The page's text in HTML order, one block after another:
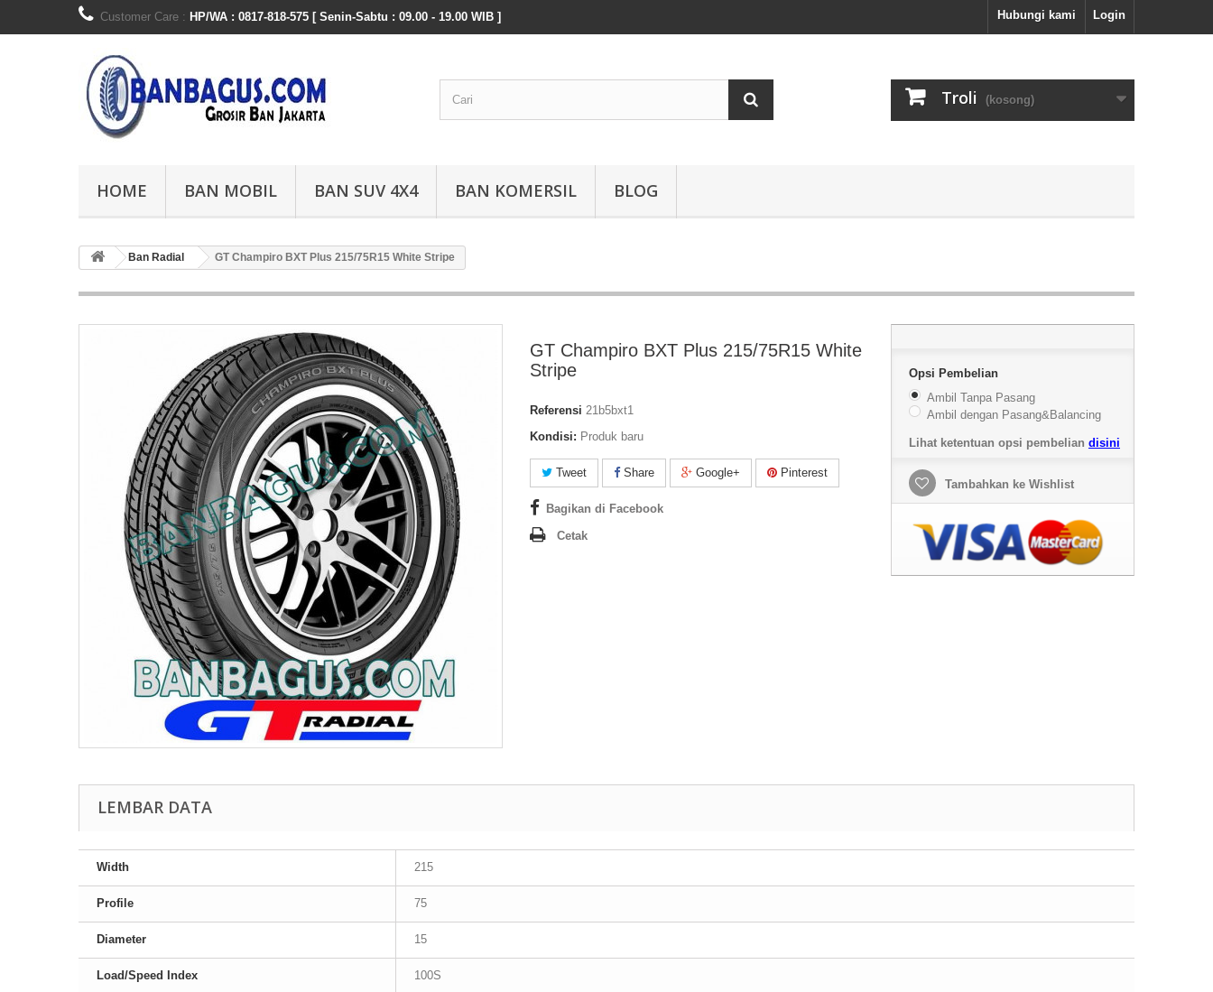
Login
Hubungi kami
Customer Care : HP/WA : 0817-818-575 [ Senin-Sabtu : 09.00 - 19.00 WIB ]
Troli (kosong)
HOME BAN MOBIL BAN SUV 4X4 BAN KOMERSIL BLOG
Ban Radial GT Champiro BXT Plus 215/75R15 White Stripe
GT Champiro BXT Plus 215/75R15 White
Stripe
Referensi 21b5bxt1
Kondisi: Produk baru
Tweet Share Google+ Pinterest
Bagikan di Facebook
Cetak
Opsi Pembelian
Ambil Tanpa Pasang
Ambil dengan Pasang&Balancing
Lihat ketentuan opsi pembelian disini
Tambahkan ke Wishlist
LEMBAR DATA
Width 215
Profile 75
Diameter 15
Load/Speed Index 100S